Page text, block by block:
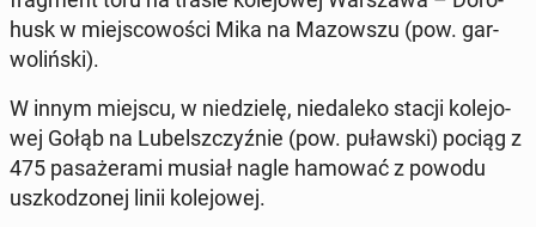
husk w miej­sco­wo­ści Mika na Ma­zow­szu (pow. gar­
wo­liń­ski).
W innym miejscu, w nie­dzie­lę, nie­da­le­ko stacji ko­le­jo­
wej Gołąb na Lu­belsz­czyź­nie (pow. pu­ław­ski) pociąg z
475 pa­sa­że­ra­mi musiał nagle hamować z powodu
uszko­dzo­nej linii ko­le­jo­wej.